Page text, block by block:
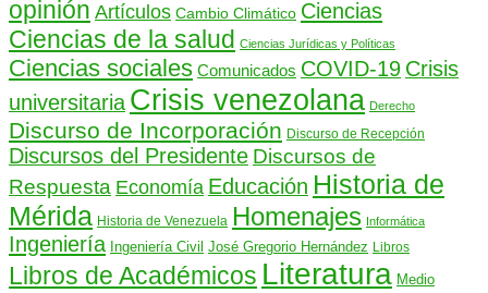
opinión Artículos Cambio Climático Ciencias
Ciencias de la salud Ciencias Jurídicas y Políticas
Ciencias sociales Comunicados COVID-19 Crisis
universitaria Crisis venezolana Derecho
Discurso de Incorporación Discurso de Recepción
Discursos del Presidente Discursos de
Respuesta Economía Educación Historia de
Mérida Historia de Venezuela Homenajes Informática
Ingeniería Ingeniería Civil José Gregorio Hernández Libros
Libros de Académicos Literatura Medio